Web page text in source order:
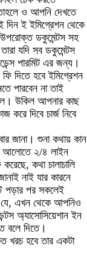
ও আপনি দেখতে
দিন ই ইমিগ্রেশন থেকে
উপরোক্ত ডকুমেন্টস সহ
যদি সব ডকুমেন্টস
পারমিট এর জন্য।
দিতে হবে ইমিগ্রেশন
পারবেন না তাই
উকিল আপনার কাছ
দিবে চার্জ নিবে
জানা। শুনা কথায় কান
আলোতে ২/৪ লাইন
কথা চালাচালি
নাই যার কারনে
পড়ার পর সকলেই
যে, এখন থেকে আপনিও
অ্যাসোসিয়েশান ইন
বলে দিতে।
খরচ হবে তার একটা